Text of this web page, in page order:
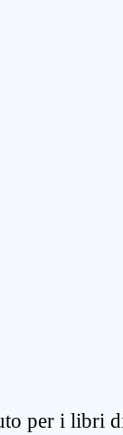
per i libri